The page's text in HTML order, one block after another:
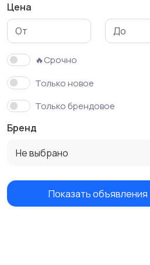
Футболки и поло
Цена
🔥Срочно
Только новое
Только брендовое
Бренд
Не выбрано
Показать объявления